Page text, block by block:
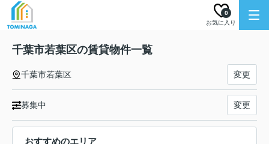
お気に入り
0
千葉市若葉区の賃貸物件一覧
千葉市若葉区 変更
募集中 変更
おすすめのエリア